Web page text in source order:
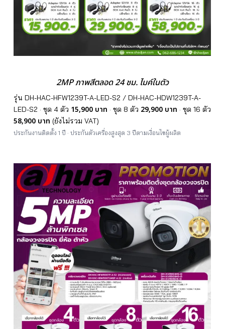
2MP ภาพสีตลอด 24 ชม. ไมค์ในตัว
รุ่น DH-HAC-HFW1239T-A-LED-S2 / DH-HAC-HDW1239T-A-
LED-S2 · ชุด 4 ตัว 15,900 บาท · ชุด 8 ตัว 29,900 บาท · ชุด 16 ตัว
58,900 บาท (ยังไม่รวม VAT)
ประกันงานติดตั้ง 1 ปี · ประกันตัวเครื่องสูงสุด 3 ปีตามเงื่อนไขผู้ผลิต